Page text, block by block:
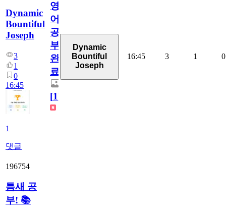
Dynamic
Bountiful
Joseph
3
1
0
16:45
1
댓글
영
어
공
부
완
료
[1]
Dynamic
Bountiful
Joseph
16:45 3 1 0
196754
틈새 공
부! 📚